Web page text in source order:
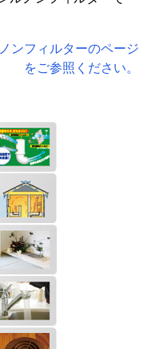
ンフィルターのページ
をご参照ください。